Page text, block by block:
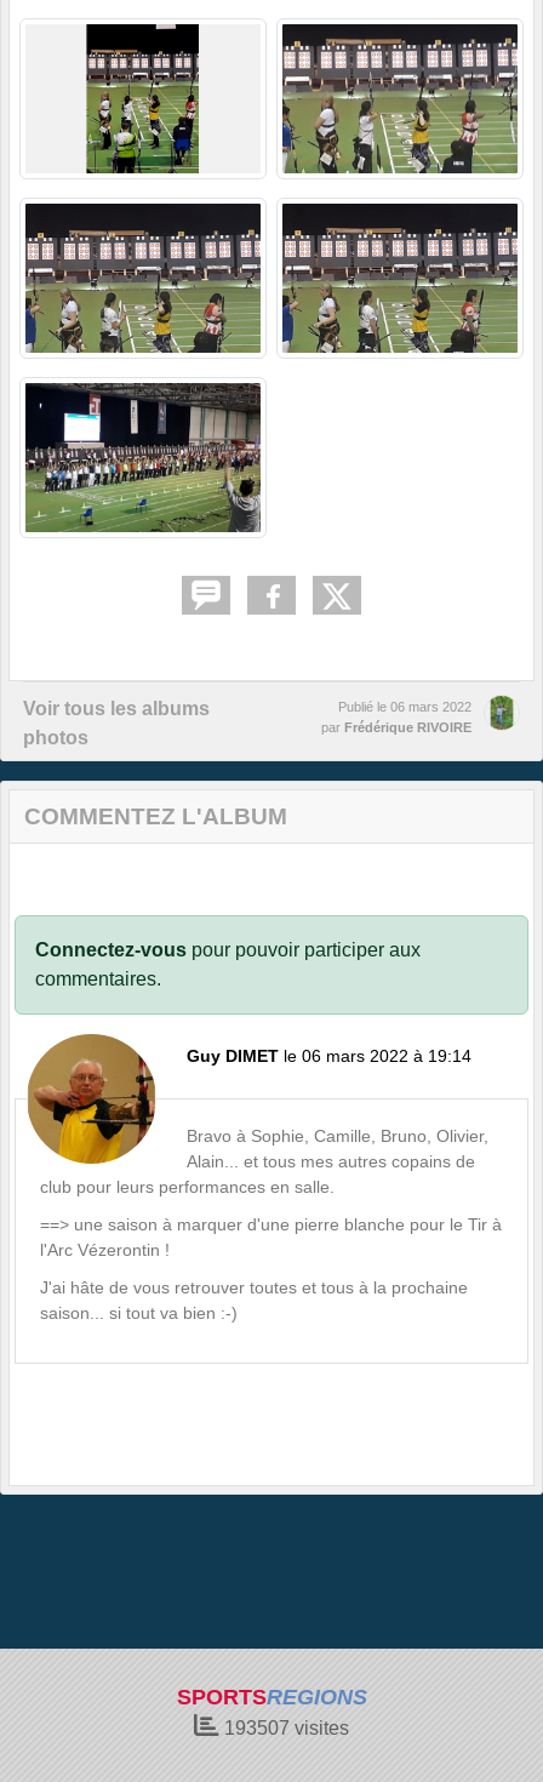
Voir tous les albums
photos
Publié le 06 mars 2022
par Frédérique RIVOIRE
COMMENTEZ L'ALBUM
Connectez-vous pour pouvoir participer aux
commentaires.
Guy DIMET le 06 mars 2022 à 19:14
Bravo à Sophie, Camille, Bruno, Olivier,
Alain... et tous mes autres copains de
club pour leurs performances en salle.
==> une saison à marquer d'une pierre blanche pour le Tir à
l'Arc Vézerontin !
J'ai hâte de vous retrouver toutes et tous à la prochaine
saison... si tout va bien :-)
SPORTSREGIONS
193507 visites